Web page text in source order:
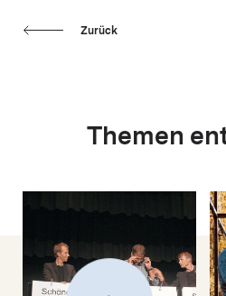
Zurück
Themen